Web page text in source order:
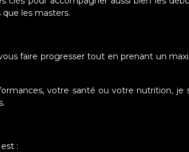
les masters.
faire progresser tout en prenant un
votre santé ou votre nutrition, je
: